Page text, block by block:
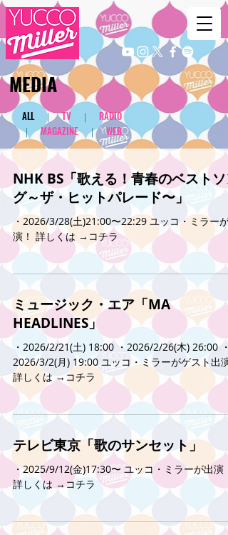
​MEDIA
​ALL ｜TV ｜
RADIO
｜
MAGAZINE ｜ WEB
NHK BS「歌える！青春のベストソ
グ～ザ・ヒットパレード〜」
・2026/3/28(土)21:00〜22:29 ユッコ・ミラーが
演！ 詳しくは →コチラ
ミュージック・エア「MA
HEADLINES」
・2026/2/21(土) 18:00 ・2026/2/26(木) 26:00 ・
2026/3/2(月) 19:00 ユッコ・ミラーがゲスト出演
詳しくは →コチラ
テレビ東京「歌のサンセット」
・2025/9/12(金)17:30〜 ユッコ・ミラーが出演！
詳しくは →コチラ